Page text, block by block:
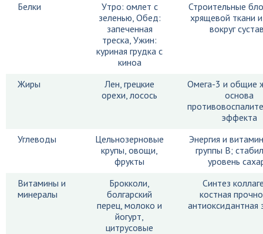
Белки
Утро: омлет с
зеленью, Обед:
запеченная
треска, Ужин:
куриная грудка с
киноа
Строительные
хрящевой ткани
вокруг
Жиры
Лен, грецкие
орехи, лосось
Омега-3 и общие
основа
эффекта
Углеводы
Цельнозерновые
крупы, овощи,
фрукты
Энергия и
группы B;
уровень
Витамины и
минералы
Брокколи,
болгарский
перец, молоко и
йогурт,
цитрусовые
Синтез
костная
антиоксидантная